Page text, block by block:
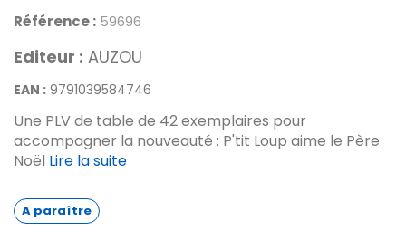
Référence : 59696
Editeur : AUZOU
EAN : 9791039584746
Une PLV de table de 42 exemplaires pour
accompagner la nouveauté : P'tit Loup aime le Père
Noël Lire la suite
A paraître